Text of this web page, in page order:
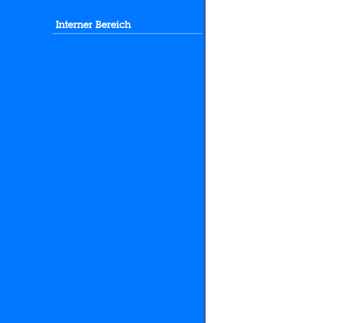
Interner Bereich